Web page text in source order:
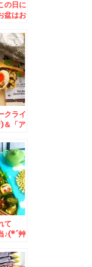
の日に
盆はお
ト♪
クライ
＆「ア
グッズ
おしゃ
～＾＾
て
♪(*´艸
さん
イクア